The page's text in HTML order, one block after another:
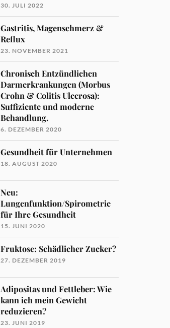
30. JULI 2022
Gastritis, Magenschmerz &
Reflux
23. NOVEMBER 2021
Chronisch Entzündlichen
Darmerkrankungen (Morbus
Crohn & Colitis Ulcerosa):
Suffiziente und moderne
Behandlung.
6. DEZEMBER 2020
Gesundheit für Unternehmen
18. AUGUST 2020
Neu:
Lungenfunktion/Spirometrie
für Ihre Gesundheit
15. JUNI 2020
Fruktose: Schädlicher Zucker?
27. DEZEMBER 2019
Adipositas und Fettleber: Wie
kann ich mein Gewicht
reduzieren?
23. JUNI 2019